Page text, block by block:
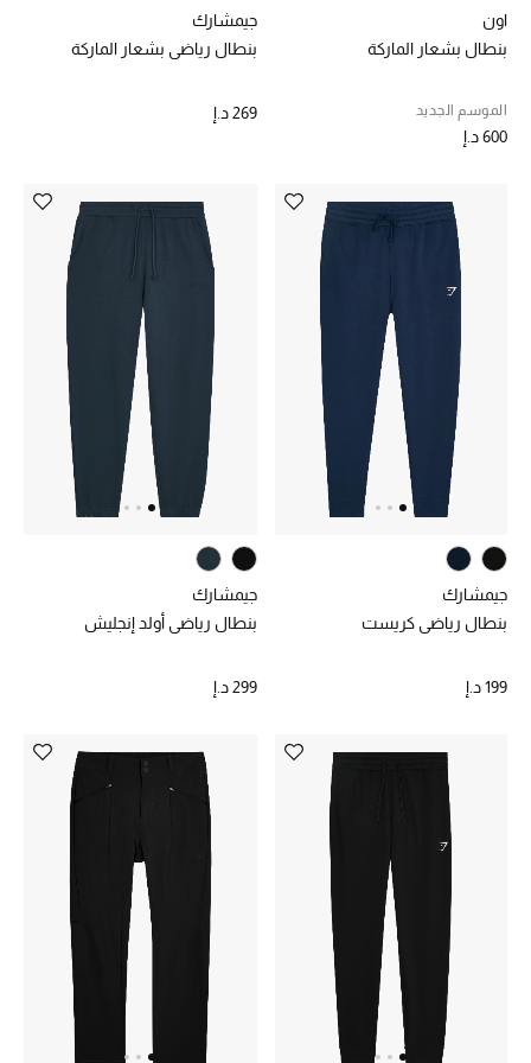
تسوقوا الآن
ما وصلنا حديثاً
ما وصلنا حديثاً
الحقائب النسائية
أحذية النسائية
الرجال
الجمال
المجوهرات
نسوقوا أحدث ما وصلنا
النساء
اون
بنطال بشعار الماركة
الموسم الجديد
600 د.إ
جيمشارك
بنطال رياضي بشعار الماركة
269 د.إ
جيمشارك
بنطال رياضي كريست
199 د.إ
جيمشارك
بنطال رياضي أولد إنجليش
299 د.إ